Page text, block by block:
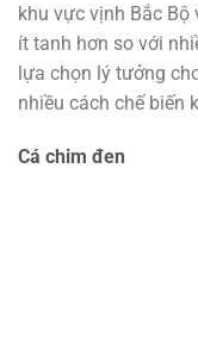
khu vực vịnh Bắc Bộ
ít tanh hơn so với
lựa chọn lý tưởng
nhiều cách chế biến
Cá chim đen